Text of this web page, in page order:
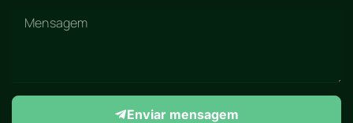
Enviar mensagem